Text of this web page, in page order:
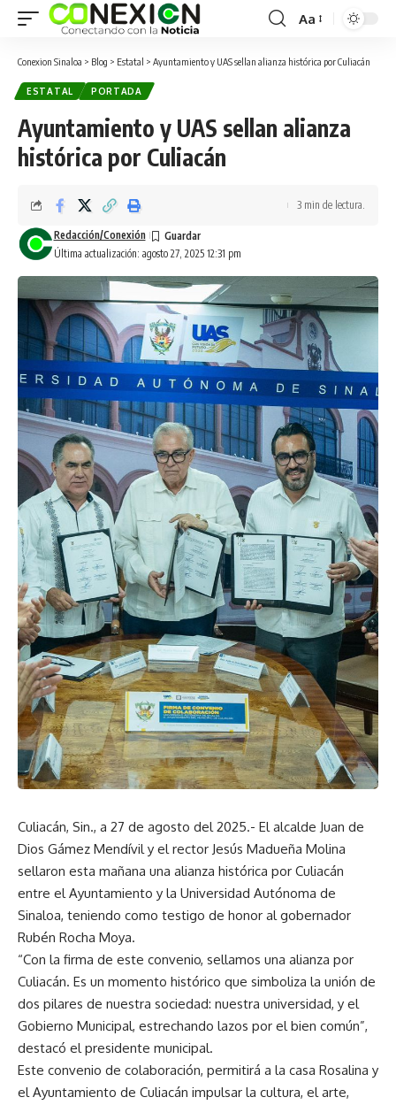
Aa
Conexion Sinaloa > Blog > Estatal > Ayuntamiento y UAS sellan alianza histórica por Culiacán
ESTATAL PORTADA
Ayuntamiento y UAS sellan alianza
histórica por Culiacán
Última actualización: agosto 27, 2025 12:31 pm
Redacción/Conexión
3 min de lectura.
Culiacán, Sin., a 27 de agosto del 2025.- El alcalde Juan de
Dios Gámez Mendívil y el rector Jesús Madueña Molina
sellaron esta mañana una alianza histórica por Culiacán
entre el Ayuntamiento y la Universidad Autónoma de
Sinaloa, teniendo como testigo de honor al gobernador
Rubén Rocha Moya.
“Con la firma de este convenio, sellamos una alianza por
Culiacán. Es un momento histórico que simboliza la unión de
dos pilares de nuestra sociedad: nuestra universidad, y el
Gobierno Municipal, estrechando lazos por el bien común”,
destacó el presidente municipal.
Este convenio de colaboración, permitirá a la casa Rosalina y
el Ayuntamiento de Culiacán impulsar la cultura, el arte,